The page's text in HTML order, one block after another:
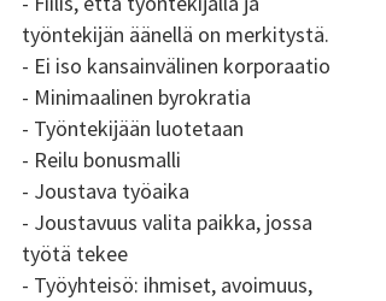
työntekijän äänellä on merkitystä.
- Ei iso kansainvälinen korporaatio
- Minimaalinen byrokratia
- Työntekijään luotetaan
- Reilu bonusmalli
- Joustava työaika
- Joustavuus valita paikka, jossa
työtä tekee
- Työyhteisö: ihmiset, avoimuus,